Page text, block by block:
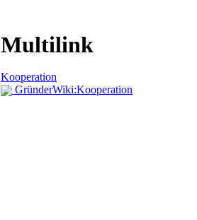
Multilink
Kooperation
GründerWiki:Kooperation